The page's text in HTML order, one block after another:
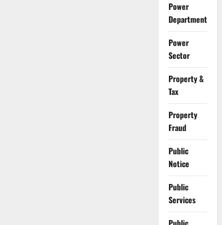
Power
Department
Power
Sector
Property &
Tax
Property
Fraud
Public
Notice
Public
Services